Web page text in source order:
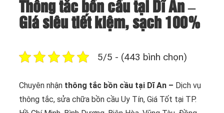
Thông tắc bồn cầu tại Dĩ An –
Giá siêu tiết kiệm, sạch 100%
5/5 - (443 bình chọn)
Chuyên nhận thông tắc bồn cầu tại Dĩ An – Dịch vụ
thông tắc, sửa chữa bồn cầu Uy Tín, Giá Tốt tại TP.